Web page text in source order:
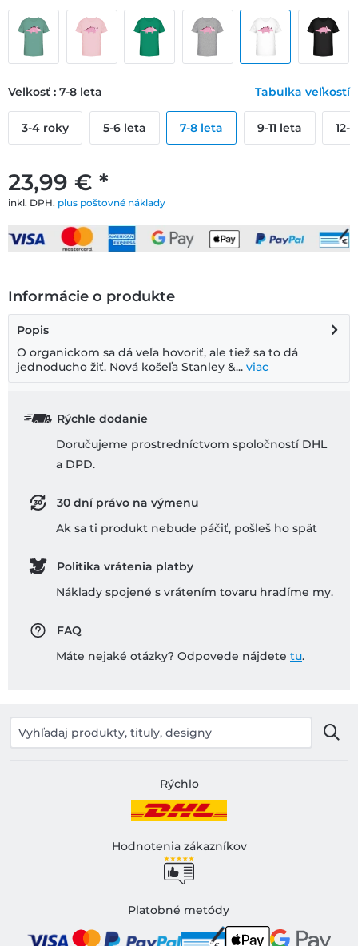
23,99 € *
inkl. DPH. plus poštovné náklady
Veľkosť : 7-8 leta Tabuľka veľkostí
3-4 roky 5-6 leta 7-8 leta 9-11 leta 12-
Informácie o produkte
Popis
O organickom sa dá veľa hovoriť, ale tiež sa to dá
jednoducho žiť. Nová košeľa Stanley &... viac
Rýchle dodanie
Doručujeme prostredníctvom spoločností DHL
a DPD.
30 dní právo na výmenu
Ak sa ti produkt nebude páčiť, pošleš ho späť
Politika vrátenia platby
Náklady spojené s vrátením tovaru hradíme my.
FAQ
Máte nejaké otázky? Odpovede nájdete tu.
Rýchlo
Hodnotenia zákazníkov
Platobné metódy